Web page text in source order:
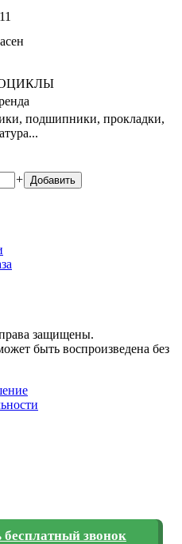
подшипники, прокладки,
+
бесплатный звонок
защищены.
быть воспроизведена без